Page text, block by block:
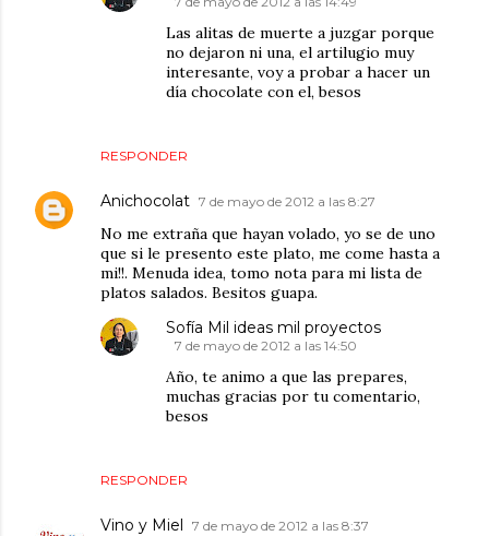
RESPONDER
Las alitas de muerte a juzgar porque
no dejaron ni una, el artilugio muy
interesante, voy a probar a hacer un
día chocolate con el, besos
Anichocolat 7 de mayo de 2012 a las 8:27
No me extraña que hayan volado, yo se de uno
que si le presento este plato, me come hasta a
mi!!. Menuda idea, tomo nota para mi lista de
platos salados. Besitos guapa.
RESPONDER
Sofía Mil ideas mil proyectos
7 de mayo de 2012 a las 14:50
Año, te animo a que las prepares,
muchas gracias por tu comentario,
besos
Vino y Miel 7 de mayo de 2012 a las 8:37